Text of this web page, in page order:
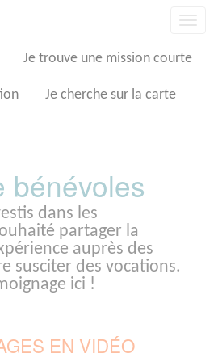
Je trouve une mission courte
Je cherche sur la carte
bénévoles
dans les
partager la
auprès des
susciter des vocations.
ici !
EN VIDÉO